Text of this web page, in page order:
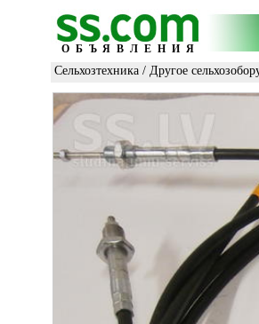
ОБЪЯВЛЕНИЯ
Сельхозтехника / Другое